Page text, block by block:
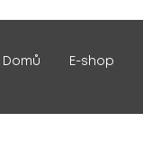
Domů E-shop